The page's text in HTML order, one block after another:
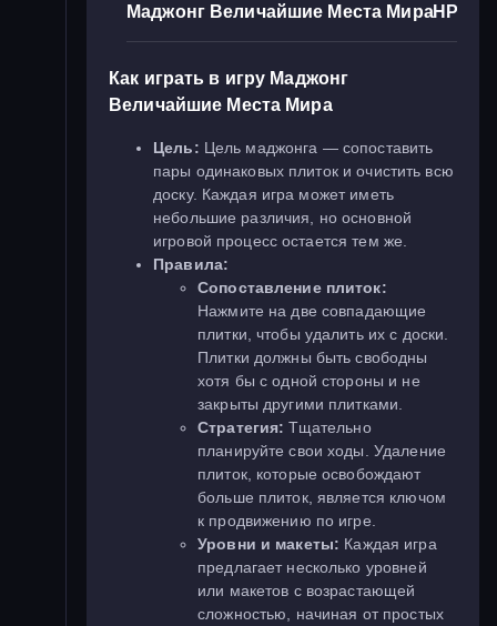
Маджонг Величайшие Места Мира
Как играть в игру Маджонг
Величайшие Места Мира
Цель: Цель маджонга — сопоставить
пары одинаковых плиток и очистить всю
доску. Каждая игра может иметь
небольшие различия, но основной
игровой процесс остается тем же.
Правила:
Сопоставление плиток:
Нажмите на две совпадающие
плитки, чтобы удалить их с доски.
Плитки должны быть свободны
хотя бы с одной стороны и не
закрыты другими плитками.
Стратегия: Тщательно
планируйте свои ходы. Удаление
плиток, которые освобождают
больше плиток, является ключом
к продвижению по игре.
Уровни и макеты: Каждая игра
предлагает несколько уровней
или макетов с возрастающей
сложностью, начиная от простых